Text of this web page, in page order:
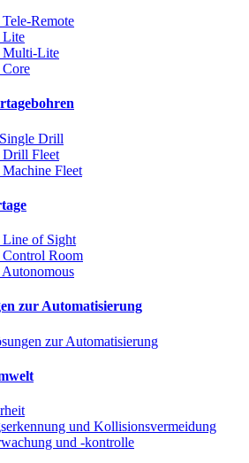
Remote
Lite
Drill
Fleet
Fleet
of Sight
Room
zur Automatisierung
zur Automatisierung
und Kollisionsvermeidung
und -kontrolle